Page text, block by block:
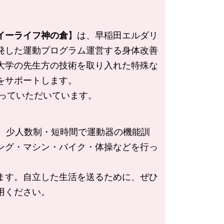
ーライフ神の倉】は、早稲田エルダリ
した運動プログラム運営する身体改善
学の先生方の技術を取り入れた特殊な
ポートします。
ていただいています。
少人数制・短時間で運動器の機能訓
グ・マシン・バイク・体操などを行っ
す。自立した生活を送るために、ぜひ
ださい。